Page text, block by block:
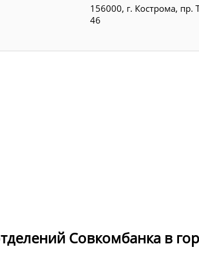
156000, г. Кострома, пр.
46
Совкомбанка в